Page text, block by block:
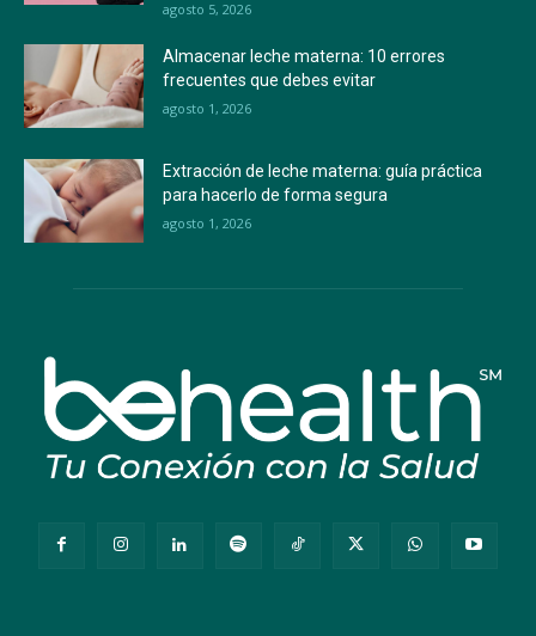
agosto 5, 2026
Almacenar leche materna: 10 errores
frecuentes que debes evitar
agosto 1, 2026
Extracción de leche materna: guía práctica
para hacerlo de forma segura
agosto 1, 2026